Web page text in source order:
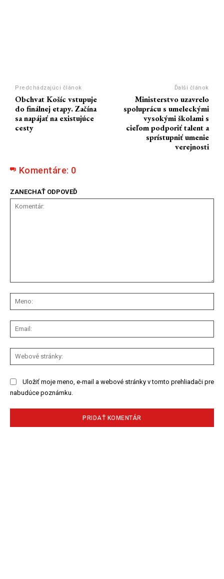
Predchádzajúci článok
Obchvat Košíc vstupuje
do finálnej etapy. Začína
sa napájať na existujúce
cesty
Ďalší článok
Ministerstvo uzavrelo
spoluprácu s umeleckými
vysokými školami s
cieľom podporiť talent a
sprístupniť umenie
verejnosti
Komentáre: 0
ZANECHAŤ ODPOVEĎ
Uložiť moje meno, e-mail a webové stránky v tomto prehliadači pre
nabudúce poznámku.